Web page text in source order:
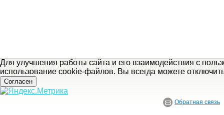
Для улучшения работы сайта и его взаимодействия с
использование cookie-файлов. Вы всегда можете
Согласен
Обратная связь